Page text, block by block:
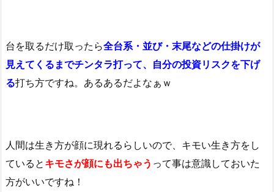
台を取るだけ取ったら全台系・並び・末尾などの仕掛けが
見えてくるまでチンタラ打って、自分の投資リスクを下げ
る打ち方ですね。あるあるだよなぁｗ
人間は生き方が顔に現れるらしいので、キモい生き方をし
ているとキモさが顔にも出ちゃう って事は意識しておいた
方がいいですね！